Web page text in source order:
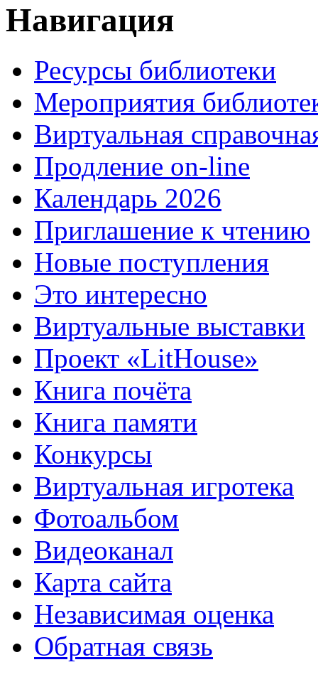
Навигация
Ресурсы библиотеки
Мероприятия
Виртуальная
Продление on-line
Календарь 2026
Приглашение к чтению
Новые поступления
Это интересно
Виртуальные выставки
Проект «LitHouse»
Книга почёта
Книга памяти
Конкурсы
Виртуальная игротека
Фотоальбом
Видеоканал
Карта сайта
Независимая оценка
Обратная связь